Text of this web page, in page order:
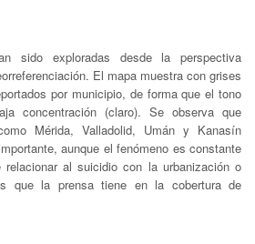
sido exploradas desde la perspectiva
El mapa muestra con grises
por municipio, de forma que el tono
concentración (claro). Se observa que
Mérida, Valladolid, Umán y Kanasín
aunque el fenómeno es constante
al suicidio con la urbanización o
que la prensa tiene en la cobertura de